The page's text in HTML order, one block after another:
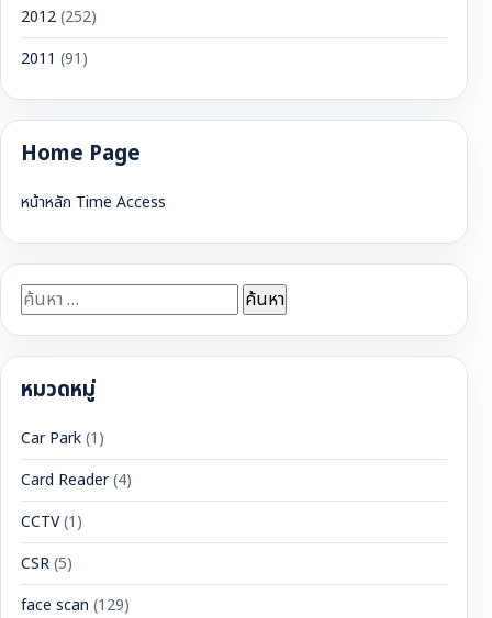
2012(252)
2011 (91)
Home Page
หน้าหลัก Time Access
ค้นหา
สำหรับ:
หมวดหมู่
Car Park(1)
Card Reader(4)
CCTV(1)
CSR(5)
face scan (129)